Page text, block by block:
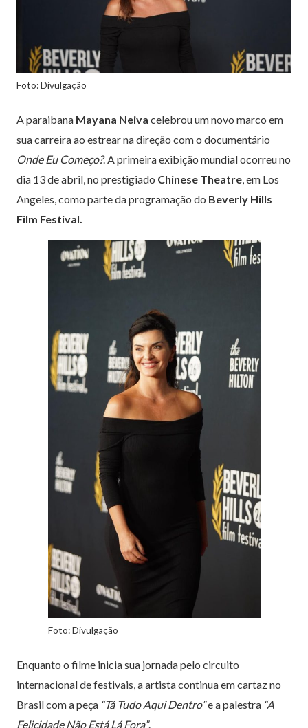
Foto: Divulgação
A paraibana Mayana Neiva celebrou um novo marco em
sua carreira ao estrear na direção com o documentário
Onde Eu Começo?. A primeira exibição mundial ocorreu no
dia 13 de abril, no prestigiado Chinese Theatre, em Los
Angeles, como parte da programação do Beverly Hills
Film Festival.
Foto: Divulgação
Enquanto o filme inicia sua jornada pelo circuito
internacional de festivais, a artista continua em cartaz no
Brasil com a peça “Tá Tudo Aqui Dentro”e a palestra “A
Felicidade Não Está Lá Fora”.